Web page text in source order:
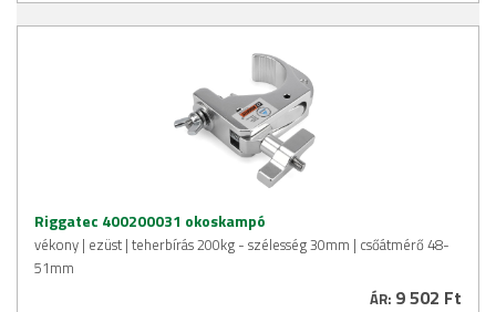
Riggatec 400200031 okoskampó
vékony | ezüst | teherbírás 200kg - szélesség 30mm | csőátmérő 48-
51mm
ÁR: 9 502 Ft